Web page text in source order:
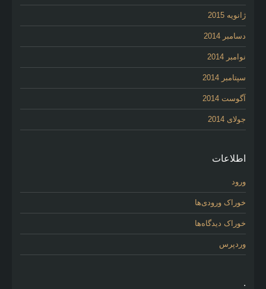
ژانویه 2015
دسامبر 2014
نوامبر 2014
سپتامبر 2014
آگوست 2014
جولای 2014
اطلاعات
ورود
خوراک ورودی‌ها
خوراک دیدگاه‌ها
وردپرس
.